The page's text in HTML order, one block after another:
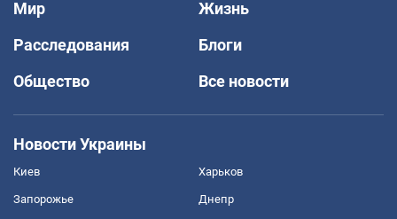
Мир
Жизнь
Расследования
Блоги
Общество
Все новости
Новости Украины
Киев Харьков
Запорожье Днепр